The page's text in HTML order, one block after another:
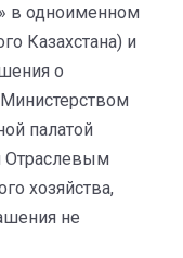
в одноименном
Казахстана) и
о
палатой
Отраслевым
хозяйства,
не